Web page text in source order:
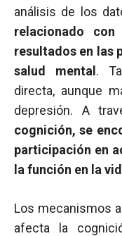
análisis de los
relacionado
resultados en las
salud mental .
directa, aunque
depresión. A
cognición, se
participación en
la función en la
Los mecanismos
afecta la